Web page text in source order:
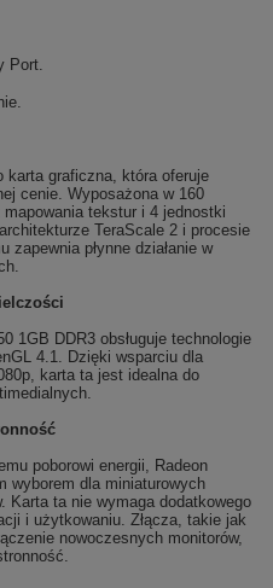
Port.
karta graficzna, która oferuje
cenie. Wyposażona w 160
tekstur i 4 jednostki
TeraScale 2 i procesie
płynne działanie w
1GB DDR3 obsługuje technologie
4.1. Dzięki wsparciu dla
karta ta jest idealna do
poborowi energii, Radeon
wyborem dla miniaturowych
Karta ta nie wymaga dodatkowego
i użytkowaniu. Złącza, takie jak
nowoczesnych monitorów,